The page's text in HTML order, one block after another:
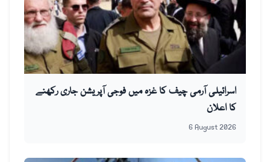
اسرائیلی آرمی چیف کا غزہ میں فوجی آپریشن جاری رکھنے
کا اعلان
6 August 2026